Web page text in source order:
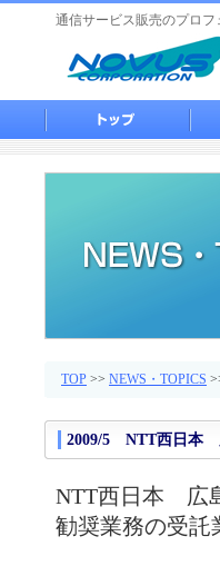
通信サービス販売のプロ
TOP >> NEWS・TOPICS
2009/5 NTT西日本
NTT西日本 広
勧奨業務の受託